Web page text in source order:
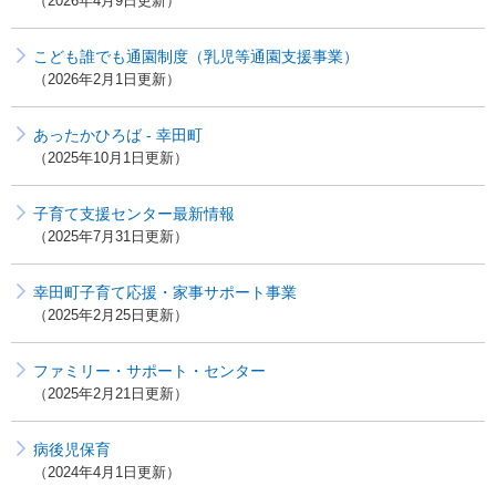
こども誰でも通園制度（乳児等通園支援事業）
2026年2月1日更新
あったかひろば - 幸田町
2025年10月1日更新
子育て支援センター最新情報
2025年7月31日更新
幸田町子育て応援・家事サポート事業
2025年2月25日更新
ファミリー・サポート・センター
2025年2月21日更新
病後児保育
2024年4月1日更新